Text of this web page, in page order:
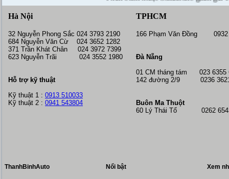
Hà Nội
32 Nguyễn Phong Sắc 024 3793 2190
684 Nguyễn Văn Cừ 024 3652 1282
371 Trần Khát Chân 024 3972 7399
623 Nguyễn Trãi 024 3552 1980
Hỗ trợ kỹ thuật
Kỹ thuật 1 : 0913 510033
Kỹ thuật 2 : 0941 543804
TPHCM
166 Phạm Văn Đồng 0932
Đà Nẵng
01 CM tháng tám 023 6355
142 đường 2/9 0236
Buôn Ma Thuột
60 Lý Thái Tổ 0262
ThanhBinhAuto Nổi bật Xem